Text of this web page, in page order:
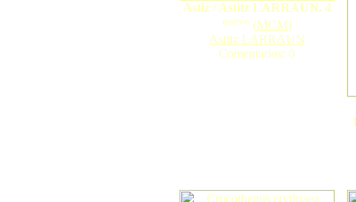
Astiz / Astitz LARRAUN. 4
nuevo (MCM)
Astitz LARRAUN
Comentarios: 0